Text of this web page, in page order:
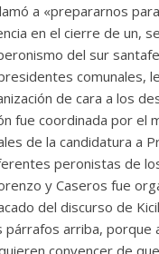
a «prepararnos
en el cierre de un,
del sur
comunales,
de cara a los
fue coordinada por el
de la candidatura a
peronistas de
y Caseros fue
del discurso de
párrafos arriba,
convencer de